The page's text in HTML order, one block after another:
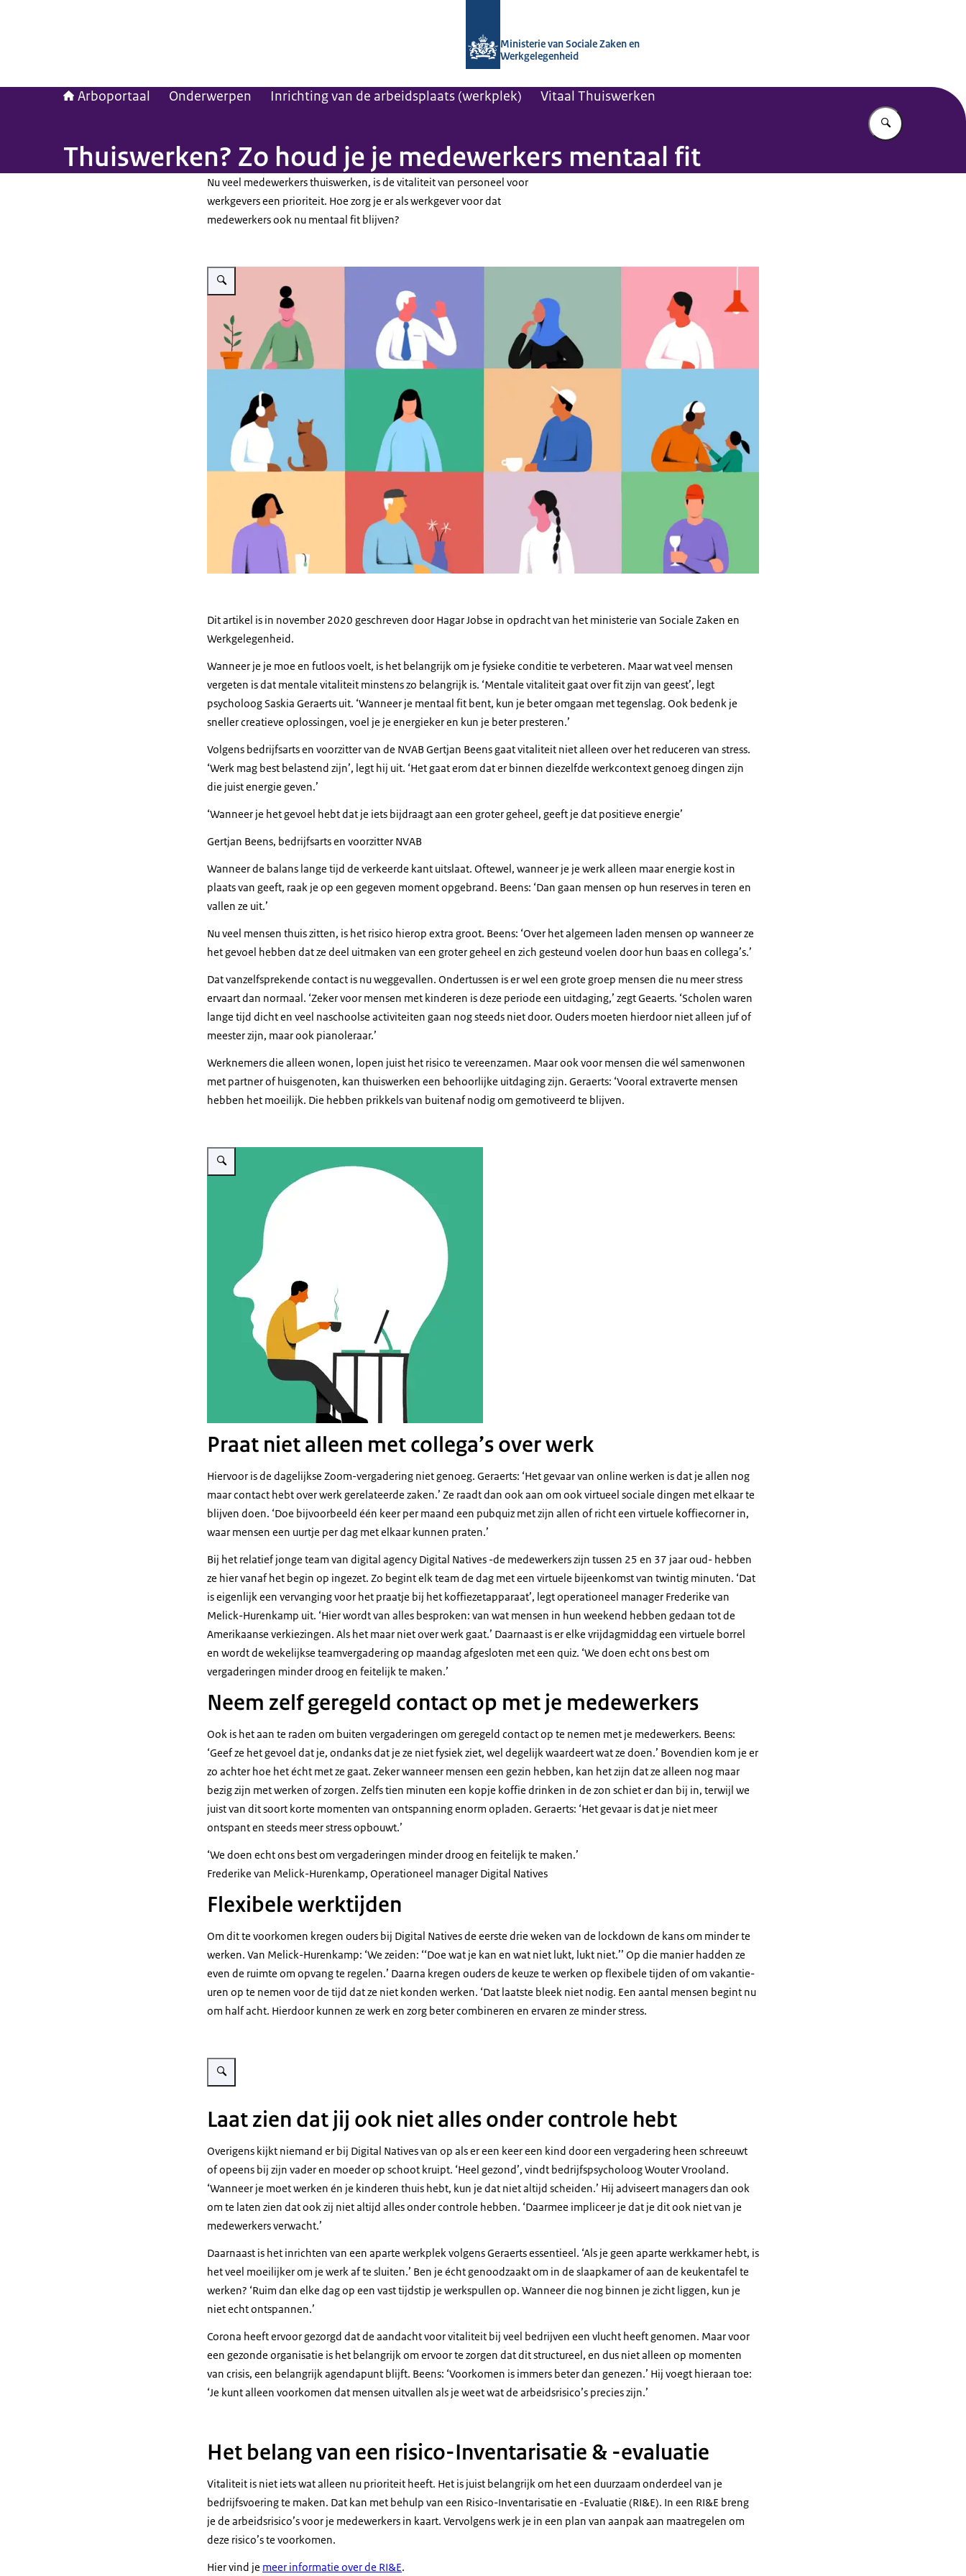
Ministerie van Sociale Zaken en
Werkgelegenheid
Arboportaal Onderwerpen Inrichting van de arbeidsplaats (werkplek) Vitaal Thuiswerken
Vul in wat u
Thuiswerken? Zo houd je je medewerkers mentaal fit
Nu veel medewerkers thuiswerken, is de vitaliteit van personeel voor
werkgevers een prioriteit. Hoe zorg je er als werkgever voor dat
medewerkers ook nu mentaal fit blijven?
Vergroot afbeelding Coverbeeld mentale vitaliteit
Dit artikel is in november 2020 geschreven door Hagar Jobse in opdracht van het ministerie van Sociale Zaken en
Werkgelegenheid.
Wanneer je je moe en futloos voelt, is het belangrijk om je fysieke conditie te verbeteren. Maar wat veel mensen
vergeten is dat mentale vitaliteit minstens zo belangrijk is. ‘Mentale vitaliteit gaat over fit zijn van geest’, legt
psycholoog Saskia Geraerts uit. ‘Wanneer je mentaal fit bent, kun je beter omgaan met tegenslag. Ook bedenk je
sneller creatieve oplossingen, voel je je energieker en kun je beter presteren.’
Volgens bedrijfsarts en voorzitter van de NVAB Gertjan Beens gaat vitaliteit niet alleen over het reduceren van stress.
‘Werk mag best belastend zijn’, legt hij uit. ‘Het gaat erom dat er binnen diezelfde werkcontext genoeg dingen zijn
die juist energie geven.’
‘Wanneer je het gevoel hebt dat je iets bijdraagt aan een groter geheel, geeft je dat positieve energie’
Gertjan Beens, bedrijfsarts en voorzitter NVAB
Wanneer de balans lange tijd de verkeerde kant uitslaat. Oftewel, wanneer je je werk alleen maar energie kost in
plaats van geeft, raak je op een gegeven moment opgebrand. Beens: ‘Dan gaan mensen op hun reserves in teren en
vallen ze uit.’
Nu veel mensen thuis zitten, is het risico hierop extra groot. Beens: ‘Over het algemeen laden mensen op wanneer ze
het gevoel hebben dat ze deel uitmaken van een groter geheel en zich gesteund voelen door hun baas en collega’s.’
Dat vanzelfsprekende contact is nu weggevallen. Ondertussen is er wel een grote groep mensen die nu meer stress
ervaart dan normaal. ‘Zeker voor mensen met kinderen is deze periode een uitdaging,’ zegt Geaerts. ‘Scholen waren
lange tijd dicht en veel naschoolse activiteiten gaan nog steeds niet door. Ouders moeten hierdoor niet alleen juf of
meester zijn, maar ook pianoleraar.’
Werknemers die alleen wonen, lopen juist het risico te vereenzamen. Maar ook voor mensen die wél samenwonen
met partner of huisgenoten, kan thuiswerken een behoorlijke uitdaging zijn. Geraerts: ‘Vooral extraverte mensen
hebben het moeilijk. Die hebben prikkels van buitenaf nodig om gemotiveerd te blijven.
Vergroot afbeelding mentale vitaliteit artikel spot 1 klein
Praat niet alleen met collega’s over werk
Hiervoor is de dagelijkse Zoom-vergadering niet genoeg. Geraerts: ‘Het gevaar van online werken is dat je allen nog
maar contact hebt over werk gerelateerde zaken.’ Ze raadt dan ook aan om ook virtueel sociale dingen met elkaar te
blijven doen. ‘Doe bijvoorbeeld één keer per maand een pubquiz met zijn allen of richt een virtuele koffiecorner in,
waar mensen een uurtje per dag met elkaar kunnen praten.’
Bij het relatief jonge team van digital agency Digital Natives -de medewerkers zijn tussen 25 en 37 jaar oud- hebben
ze hier vanaf het begin op ingezet. Zo begint elk team de dag met een virtuele bijeenkomst van twintig minuten. ‘Dat
is eigenlijk een vervanging voor het praatje bij het koffiezetapparaat’, legt operationeel manager Frederike van
Melick-Hurenkamp uit. ‘Hier wordt van alles besproken: van wat mensen in hun weekend hebben gedaan tot de
Amerikaanse verkiezingen. Als het maar niet over werk gaat.’ Daarnaast is er elke vrijdagmiddag een virtuele borrel
en wordt de wekelijkse teamvergadering op maandag afgesloten met een quiz. ‘We doen echt ons best om
vergaderingen minder droog en feitelijk te maken.’
Neem zelf geregeld contact op met je medewerkers
Ook is het aan te raden om buiten vergaderingen om geregeld contact op te nemen met je medewerkers. Beens:
‘Geef ze het gevoel dat je, ondanks dat je ze niet fysiek ziet, wel degelijk waardeert wat ze doen.’ Bovendien kom je er
zo achter hoe het écht met ze gaat. Zeker wanneer mensen een gezin hebben, kan het zijn dat ze alleen nog maar
bezig zijn met werken of zorgen. Zelfs tien minuten een kopje koffie drinken in de zon schiet er dan bij in, terwijl we
juist van dit soort korte momenten van ontspanning enorm opladen. Geraerts: ‘Het gevaar is dat je niet meer
ontspant en steeds meer stress opbouwt.’
‘We doen echt ons best om vergaderingen minder droog en feitelijk te maken.’
Frederike van Melick-Hurenkamp, Operationeel manager Digital Natives
Flexibele werktijden
Om dit te voorkomen kregen ouders bij Digital Nativesde eerste drie weken van de lockdown de kans om minder te
werken. Van Melick-Hurenkamp: ‘We zeiden: ‘‘Doe wat je kan en wat niet lukt, lukt niet.’’ Op die manier hadden ze
even de ruimte om opvang te regelen.’ Daarna kregen ouders de keuze te werken op flexibele tijden of om vakantie-
uren op te nemen voor de tijd dat ze niet konden werken. ‘Dat laatste bleek niet nodig. Een aantal mensen begint nu
om half acht. Hierdoor kunnen ze werk en zorg beter combineren en ervaren ze minder stress.
Vergroot afbeelding Afbeelding mentale vitaliteit
Laat zien dat jij ook niet alles onder controle hebt
Overigens kijkt niemand er bij Digital Nativesvan op als er een keer een kind door een vergadering heen schreeuwt
of opeens bij zijn vader en moeder op schoot kruipt. ‘Heel gezond’, vindt bedrijfspsycholoog Wouter Vrooland.
‘Wanneer je moet werken én je kinderen thuis hebt, kun je dat niet altijd scheiden.’ Hij adviseert managers dan ook
om te laten zien dat ook zij niet altijd alles onder controle hebben. ‘Daarmee impliceer je dat je dit ook niet van je
medewerkers verwacht.’
Daarnaast is het inrichten van een aparte werkplek volgens Geraerts essentieel. ‘Als je geen aparte werkkamer hebt, is
het veel moeilijker om je werk af te sluiten.’ Ben je écht genoodzaakt om in de slaapkamer of aan de keukentafel te
werken? ‘Ruim dan elke dag op een vast tijdstip je werkspullen op. Wanneer die nog binnen je zicht liggen, kun je
niet echt ontspannen.’
Corona heeft ervoor gezorgd dat de aandacht voor vitaliteit bij veel bedrijven een vlucht heeft genomen. Maar voor
een gezonde organisatie is het belangrijk om ervoor te zorgen dat dit structureel, en dus niet alleen op momenten
van crisis, een belangrijk agendapunt blijft. Beens: ‘Voorkomen is immers beter dan genezen.’ Hij voegt hieraan toe:
‘Je kunt alleen voorkomen dat mensen uitvallen als je weet wat de arbeidsrisico’s precies zijn.’
Het belang van een risico-Inventarisatie & -evaluatie
Vitaliteit is niet iets wat alleen nu prioriteit heeft. Het is juist belangrijk om het een duurzaam onderdeel van je
bedrijfsvoering te maken. Dat kan met behulp van een Risico-Inventarisatie en -Evaluatie (RI&E). In een RI&E breng
je de arbeidsrisico’s voor je medewerkers in kaart. Vervolgens werk je in een plan van aanpak aan maatregelen om
deze risico’s te voorkomen.
Hier vind je meer informatie over de RI&E.